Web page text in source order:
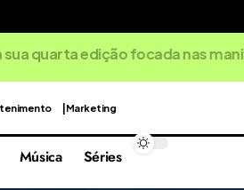
quarta edição focada nas
Marketing
Música Séries